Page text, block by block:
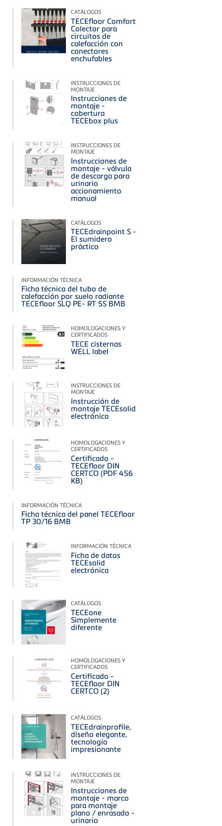
CATÁLOGOS
TECEfloor Comfort
Colector para
circuitos de
calefacción con
conectores
enchufables
INSTRUCCIONES DE
MONTAJE
Instrucciones de
montaje -
cobertura
TECEbox plus
INSTRUCCIONES DE
MONTAJE
Instrucciones de
montaje - válvula
de descarga para
urinario
accionamiento
manual
CATÁLOGOS
TECEdrainpoint S -
El sumidero
práctico
INFORMACIÓN TÉCNICA
Ficha técnica del tubo de
calefacción por suelo radiante
TECEfloor SLQ PE- RT 5S BMB
HOMOLOGACIONES Y
CERTIFICADOS
TECE cisternas
WELL label
INSTRUCCIONES DE
MONTAJE
Instrucción de
montaje TECEsolid
electrónica
HOMOLOGACIONES Y
CERTIFICADOS
Certificado -
TECEfloor DIN
CERTCO (PDF 456
KB)
INFORMACIÓN TÉCNICA
Ficha técnica del panel TECEfloor
TP 30/16 BMB
INFORMACIÓN TÉCNICA
Ficha de datos
TECEsolid
electrónica
CATÁLOGOS
TECEone
Simplemente
diferente
HOMOLOGACIONES Y
CERTIFICADOS
Certificado -
TECEfloor DIN
CERTCO (2)
CATÁLOGOS
TECEdrainprofile,
diseño elegante,
tecnología
impresionante
INSTRUCCIONES DE
MONTAJE
Instrucciones de
montaje - marco
para montaje
plano / enrasado -
urinario